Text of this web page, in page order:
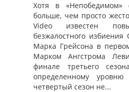
Хотя в «Непобедимом»
больше, чем просто
Video известен
безжалостного
Марка Грейсона в
Марком Ангстрома
финале третьего
определенному
четвертый сезон не...